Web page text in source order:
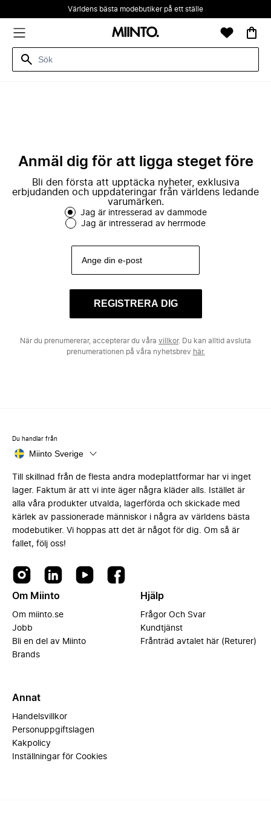
Världens bästa modebutiker på ett ställe
Anmäl dig för att ligga steget före
Bli den första att upptäcka nyheter, exklusiva
erbjudanden och uppdateringar från världens ledande
varumärken.
Jag är intresserad av dammode
Jag är intresserad av herrmode
REGISTRERA DIG
När du prenumererar, accepterar du våra villkor. Du kan alltid avsluta
prenumerationen på våra nyhetsbrev här.
Du handlar från
Miinto Sverige
Till skillnad från de flesta andra modeplattformar har vi inget
lager. Faktum är att vi inte äger några kläder alls. Istället är
alla våra produkter utvalda, lagerförda och skickade med
kärlek av passionerade människor i några av världens bästa
modebutiker. Vi hoppas att det är något för dig. Om så är
fallet, följ oss!
Om Miinto
Om miinto.se
Jobb
Bli en del av Miinto
Brands
Hjälp
Frågor Och Svar
Kundtjänst
Frånträd avtalet här (Returer)
Annat
Handelsvillkor
Personuppgiftslagen
Kakpolicy
Inställningar för Cookies